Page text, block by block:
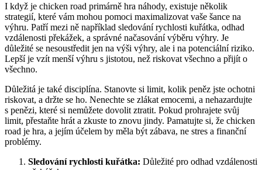
I když je chicken road primárně hra náhody, existuje několik
strategií, které vám mohou pomoci maximalizovat vaše šance na
výhru. Patří mezi ně například sledování rychlosti kuřátka, odhad
vzdálenosti překážek, a správné načasování výběru výhry. Je
důležité se nesoustředit jen na výši výhry, ale i na potenciální riziko.
Lepší je vzít menší výhru s jistotou, než riskovat všechno a přijít o
všechno.
Důležitá je také disciplína. Stanovte si limit, kolik peněz jste ochotni
riskovat, a držte se ho. Nenechte se zlákat emocemi, a nehazardujte
s penězi, které si nemůžete dovolit ztratit. Pokud prohrajete svůj
limit, přestaňte hrát a zkuste to znovu jindy. Pamatujte si, že chicken
road je hra, a jejím účelem by měla být zábava, ne stres a finanční
problémy.
Sledování rychlosti kuřátka: Důležité pro odhad vzdálenosti